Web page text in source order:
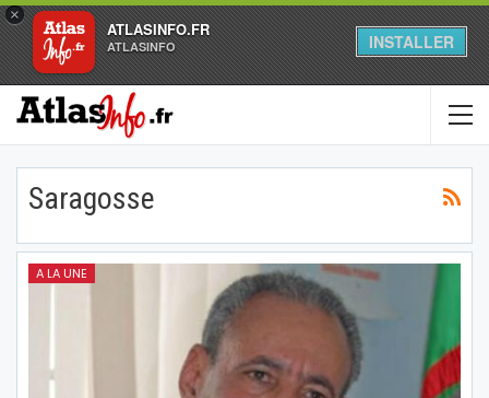
×
ATLASINFO.FR
ATLASINFO INSTALLER
Saragosse
A LA UNE